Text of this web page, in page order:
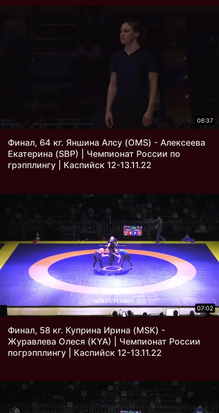
06:37
Финал, 64 кг. Яншина Алсу (OMS) - Алексеева
Екатерина (SBP) | Чемпионат России по
грэпплингу | Каспийск 12-13.11.22
07:02
Финал, 58 кг. Куприна Ирина (MSK) -
Журавлева Олеся (KYA) | Чемпионат России
погрэпплингу | Каспийск 12-13.11.22